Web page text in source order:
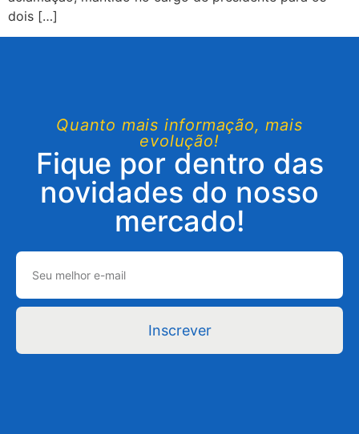
dois […]
Quanto mais informação, mais
evolução!
Fique por dentro das
novidades do nosso
mercado!
Inscrever